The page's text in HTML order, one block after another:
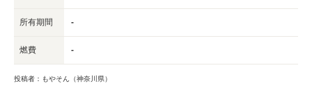
所有期間 -
燃費 -
投稿者：もやそん（神奈川県）